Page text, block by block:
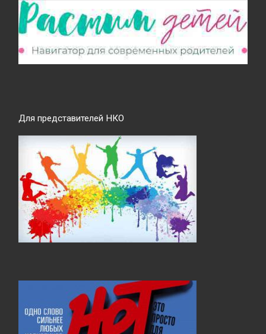
Для представителей НКО